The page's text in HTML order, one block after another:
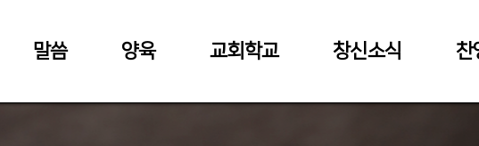
말씀 양육 교회학교 창신소식 찬